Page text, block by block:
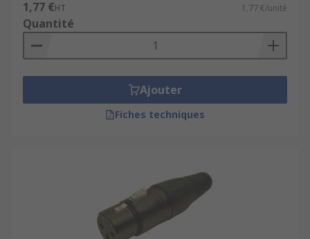
1,77 €HT 1,77 €/unité
Quantité
Ajouter
Fiches techniques